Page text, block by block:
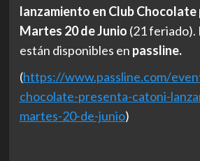
lanzamiento en Club Chocolate
Martes 20 de Junio (21 feriado).
están disponibles en passline.
(https://www.passline.com/
chocolate-presenta-catoni-
martes-20-de-junio)